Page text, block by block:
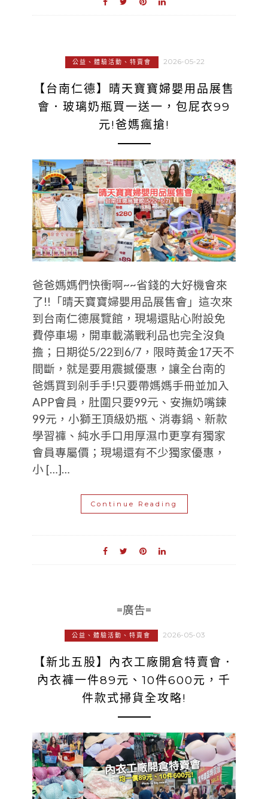
公益、體驗活動、特賣會 2026-05-22
【台南仁德】晴天寶寶婦嬰用品展售
會．玻璃奶瓶買一送一，包屁衣99
元!爸媽瘋搶!
爸爸媽媽們快衝啊~~省錢的大好機會來
了!!「晴天寶寶婦嬰用品展售會」這次來
到台南仁德展覽館，現場還貼心附設免
費停車場，開車載滿戰利品也完全沒負
擔；日期從5/22到6/7，限時黃金17天不
間斷，就是要用震撼優惠，讓全台南的
爸媽買到剁手手!只要帶媽媽手冊並加入
APP會員，肚圍只要99元、安撫奶嘴鍊
99元，小獅王頂級奶瓶、消毒鍋、新款
學習褲、純水手口用厚濕巾更享有獨家
會員專屬價；現場還有不少獨家優惠，
小 […]…
Continue Reading
=廣告=
公益、體驗活動、特賣會 2026-05-03
【新北五股】內衣工廠開倉特賣會．
內衣褲一件89元、10件600元，千
件款式掃貨全攻略!